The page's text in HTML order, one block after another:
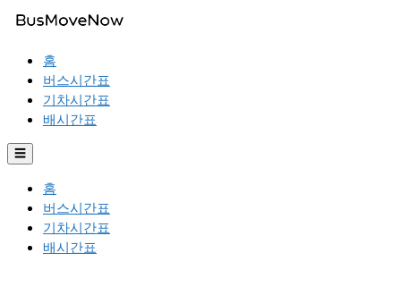
홈
버스시간표
기차시간표
배시간표
☰
홈
버스시간표
기차시간표
배시간표